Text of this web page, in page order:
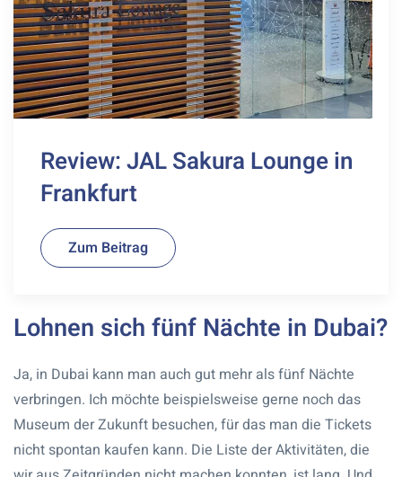
Review: JAL Sakura Lounge in
Frankfurt
Zum Beitrag
Lohnen sich fünf Nächte in Dubai?
Ja, in Dubai kann man auch gut mehr als fünf Nächte
verbringen. Ich möchte beispielsweise gerne noch das
Museum der Zukunft besuchen, für das man die Tickets
nicht spontan kaufen kann. Die Liste der Aktivitäten, die